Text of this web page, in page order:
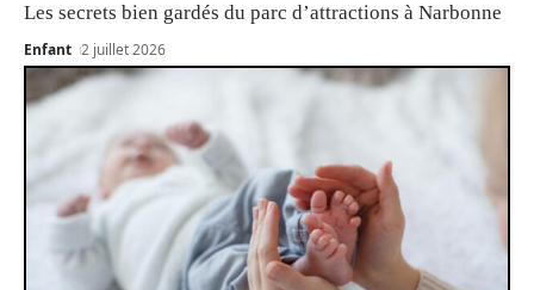
Les secrets bien gardés du parc d’attractions à Narbonne
Enfant 2 juillet 2026